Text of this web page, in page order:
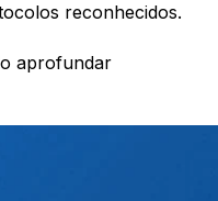
reconhecidos.
aprofundar